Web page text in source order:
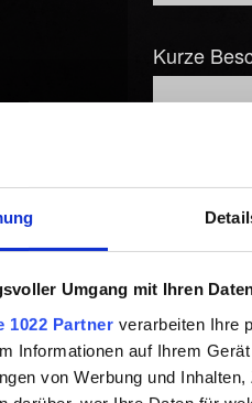
Umgang mit Ihren
1022 Partner verarbeiten Ihre
Informationen auf Ihrem
von Werbung und
Kurze
Du kannst